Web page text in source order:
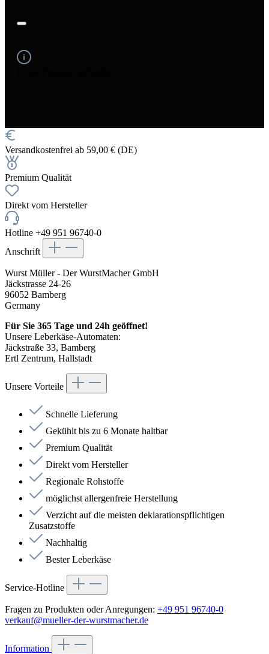
Versandkostenfrei ab 59,00 € (DE)
Premium Qualität
Direkt vom Hersteller
Hotline +49 951 96740-0
Anschrift
Wurst Müller - Der WurstMacher GmbH
Jäckstrasse 24-26
96052 Bamberg
Germany
Für Sie 365 Tage und 24h geöffnet!
Unsere Leberkäse-Automaten:
Jäckstraße 33, Bamberg
Ertl Zentrum, Hallstadt
Unsere Vorteile
Schnelle Lieferung
Gekühlt bis zu 6 Monate haltbar
Premium Qualität
Direkt vom Hersteller
Regionale Rohstoffe
möglichst allergenfreie Herstellung
Verzicht auf die meisten deklarationspflichtigen
Zusatzstoffe
Nachhaltig
Bester Leberkäse
Service-Hotline
Fragen zu Produkten oder Anregungen: +49 951 96740-0
verkauf@mueller-der-wurstmacher.de
Information